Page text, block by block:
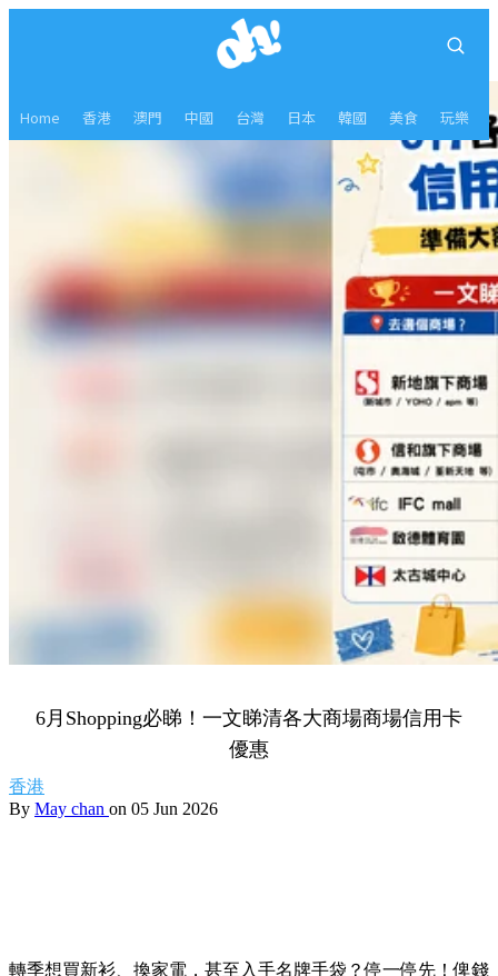
Home 香港 澳門 中國 台灣 日本 韓國 美食 玩樂
6月Shopping必睇！一文睇清各大商場商場信用卡
優惠
香港
By May chan on 05 Jun 2026
轉季想買新衫、換家電，甚至入手名牌手袋？停一停先！俾錢